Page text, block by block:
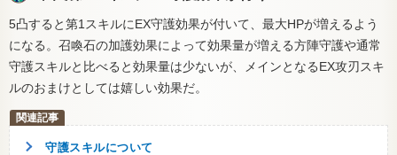
5凸すると第1スキルにEX守護効果が付いて、最大HPが増えるよう
になる。召喚石の加護効果によって効果量が増える方陣守護や通常
守護スキルと比べると効果量は少ないが、メインとなるEX攻刃スキ
ルのおまけとしては嬉しい効果だ。
守護スキルについて